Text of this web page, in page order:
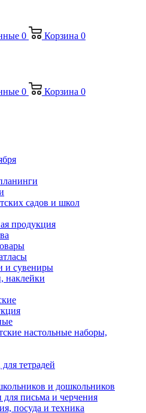
0 Корзина 0
0 Корзина 0
садов и школ
продукция
и сувениры
наклейки
настольные наборы,
тетрадей
и дошкольников
письма и черчения
посуда и техника